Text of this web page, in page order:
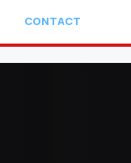
CONTACT